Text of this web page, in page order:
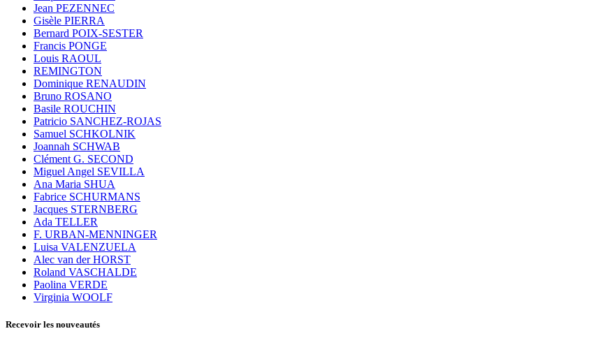
Jean PEZENNEC
Gisèle PIERRA
Bernard POIX-SESTER
Francis PONGE
Louis RAOUL
REMINGTON
Dominique RENAUDIN
Bruno ROSANO
Basile ROUCHIN
Patricio SANCHEZ-ROJAS
Samuel SCHKOLNIK
Joannah SCHWAB
Clément G. SECOND
Miguel Angel SEVILLA
Ana Maria SHUA
Fabrice SCHURMANS
Jacques STERNBERG
Ada TELLER
F. URBAN-MENNINGER
Luisa VALENZUELA
Alec van der HORST
Roland VASCHALDE
Paolina VERDE
Virginia WOOLF
Recevoir les nouveautés